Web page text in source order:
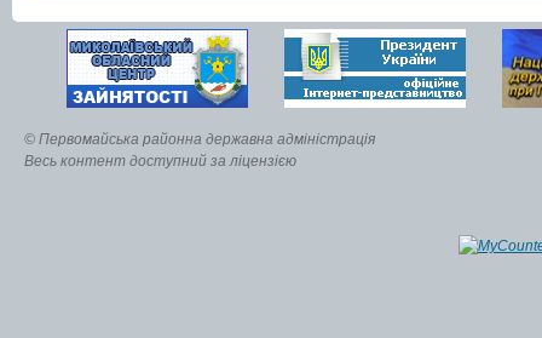
© Первомайська районна державна адміністрація
Весь контент доступний за ліцензією